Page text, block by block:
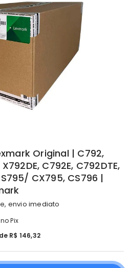
Original | C792,
C792E, C792DTE,
CX795, CS796 |
envio imediato
Pix
R$ 146,32